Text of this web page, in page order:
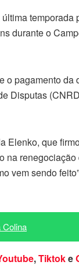
temporada
durante o
o pagamento da
Disputas
Elenko, que
na renegociação
vem sendo
Colina
,Tiktoke